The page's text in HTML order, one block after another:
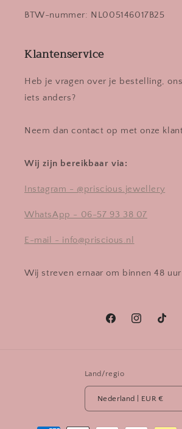
BTW-nummer: NL005146017B25
Klantenservice
Heb je vragen over je bestelling,
iets anders?
Neem dan contact op met onze
Wij zijn bereikbaar via:
Instagram - @priscious.jewellery
WhatsApp - 06-57 93 38 07
E-mail - info@priscious.nl
Wij streven ernaar om binnen 48
FacebookInstagramTikTok
Land/regio
Nederland | EUR €